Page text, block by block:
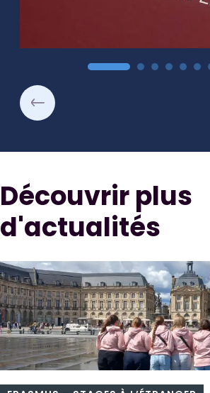
Découvrir plus
d'actualités